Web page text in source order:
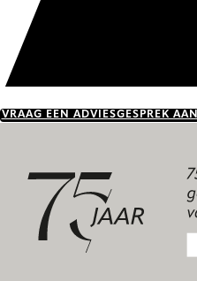
VRAAG EEN ADVIESGESPREK AAN